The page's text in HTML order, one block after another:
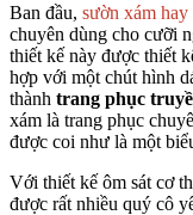
Ban đầu, sườn xám
chuyên dùng cho cưỡi
thiết kế này được thiết
hợp với một chút hình
thành trang phục
xám là trang phục
được coi như là một
Với thiết kế ôm sát cơ
được rất nhiều quý cô